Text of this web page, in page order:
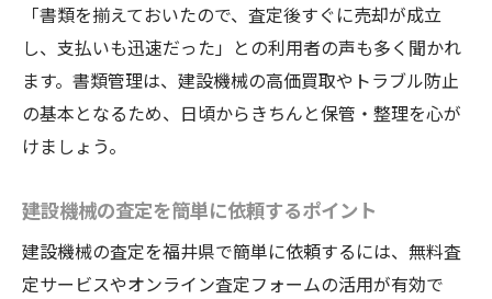
「書類を揃えておいたので、査定後すぐに売却が成立
し、支払いも迅速だった」との利用者の声も多く聞かれ
ます。書類管理は、建設機械の高価買取やトラブル防止
の基本となるため、日頃からきちんと保管・整理を心が
けましょう。
建設機械の査定を簡単に依頼するポイント
建設機械の査定を福井県で簡単に依頼するには、無料査
定サービスやオンライン査定フォームの活用が有効で